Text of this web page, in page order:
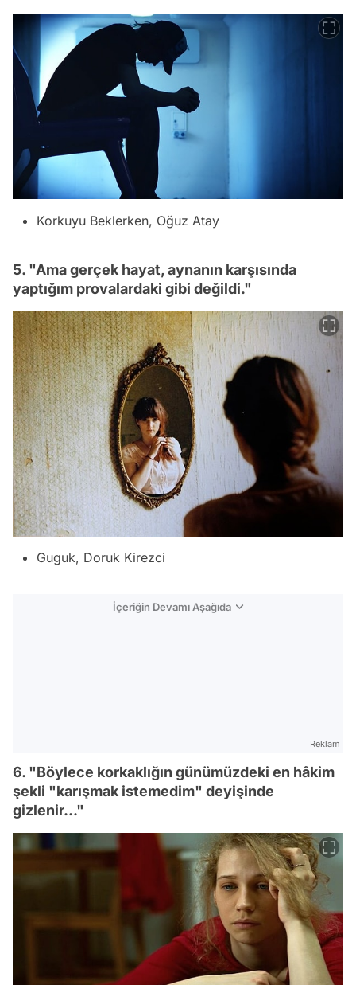
Korkuyu Beklerken, Oğuz Atay
5. "Ama gerçek hayat, aynanın karşısında
yaptığım provalardaki gibi değildi."
Guguk, Doruk Kirezci
İçeriğin Devamı Aşağıda
Reklam
6. "Böylece korkaklığın günümüzdeki en hâkim
şekli "karışmak istemedim" deyişinde
gizlenir..."